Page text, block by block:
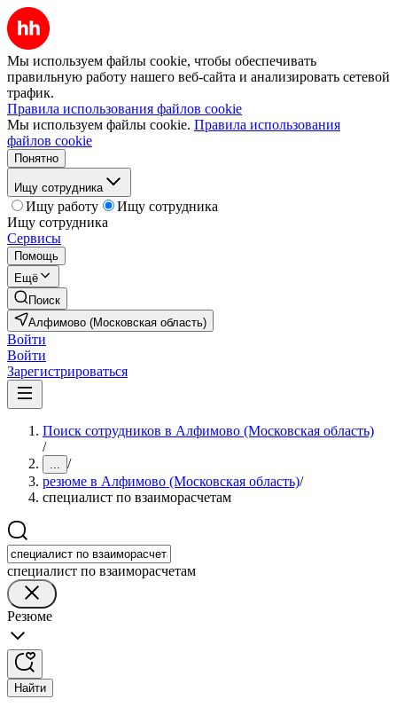
Мы используем файлы cookie, чтобы обеспечивать
правильную работу нашего веб-сайта и анализировать сетевой
трафик.
Правила использования файлов cookie
Мы используем файлы cookie. Правила использования
файлов cookie
Понятно
Ищу сотрудника
Ищу работу
Ищу сотрудника
Ищу сотрудника
Сервисы
Помощь
Ещё
Поиск
Алфимово (Московская область)
Войти
Войти
Зарегистрироваться
Поиск сотрудников в Алфимово (Московская область)
/
... /
резюме в Алфимово (Московская область)/
специалист по взаиморасчетам
специалист по взаиморасчетам
Резюме
Найти